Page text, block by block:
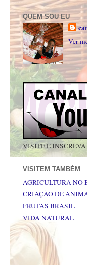
QUEM SOU EU
Ver
VISITE E INSCREVA
VISITEM TAMBÉM
AGRICULTURA NO
CRIAÇÃO DE
FRUTAS BRASIL
VIDA NATURAL